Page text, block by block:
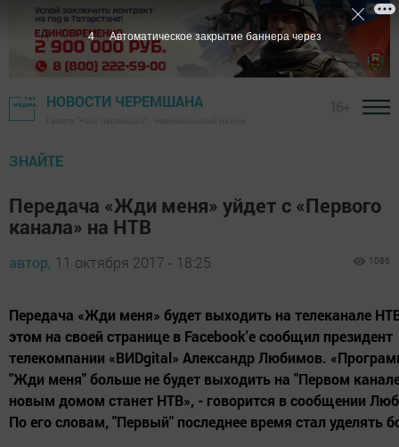
НОВОСТИ ЧЕРЕМШАНА
ЗНАЙТЕ
Передача «Жди меня» уйдет с «Первого
канала» на НТВ
автор, 11 октября 2017 - 18:25 1086
Передача «Жди меня» будет выходить на телеканале
этом на своей странице в Facebоok'е сообщил президент
телекомпании «ВИDgital» Александр Любимов.
"Жди меня" больше не будет выходить на "Первом
новым домом станет НТВ», - говорится в сообщении
По его словам, "Первый" последнее время стал уделять
3 Автоматическое закрытие баннера через